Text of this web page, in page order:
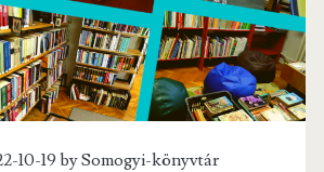
10-19 bySomogyi-könyvtár